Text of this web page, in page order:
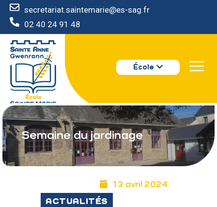
secretariat.saintemarie@es-sag.fr
02 40 24 91 48
École
Semaine du jardinage
ÉCOLE SAINTE MARIE - GUÉRANDE
QUI SOMMES NOUS ?
LES ACTEURS
INFOS PRATIQUES
INSCRIRE SON ENFANT
ACTUALITÉS
13 avril 2024